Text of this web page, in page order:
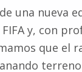
una nueva
y, con
que el